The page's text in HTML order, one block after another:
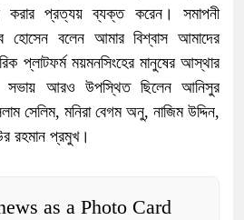
প্রত্যয় ব্যক্ত করেন। সমাপনী
হোসেন বলেন আমার বিশ্বাস আমাদের
প্লাটফর্ম ময়মনসিংহের মানুষের আস্থার
সভায় আরও উপস্থিত ছিলেন আনিসুর
সেলিম, মনিরা বেগম অনু, নাজিম উদ্দিন,
রহমান প্রমুখ।
as a Photo Card